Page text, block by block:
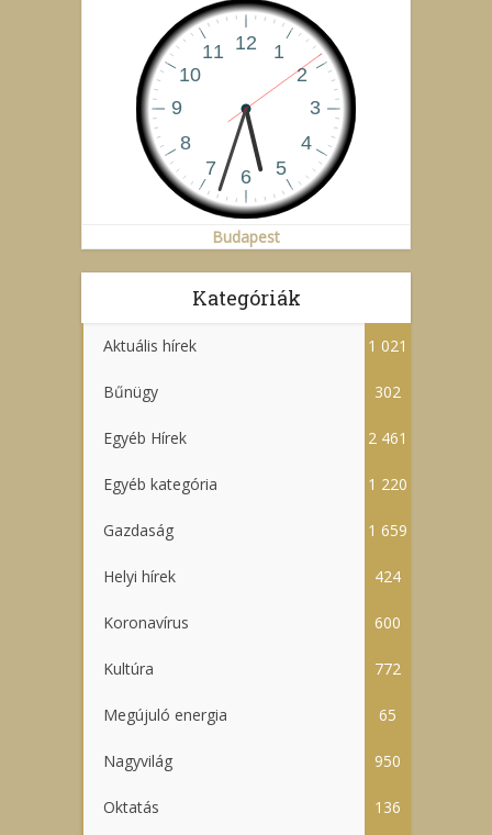
Budapest
Kategóriák
Aktuális hírek 1 021
Bűnügy 302
Egyéb Hírek 2 461
Egyéb kategória 1 220
Gazdaság 1 659
Helyi hírek 424
Koronavírus 600
Kultúra 772
Megújuló energia 65
Nagyvilág 950
Oktatás 136